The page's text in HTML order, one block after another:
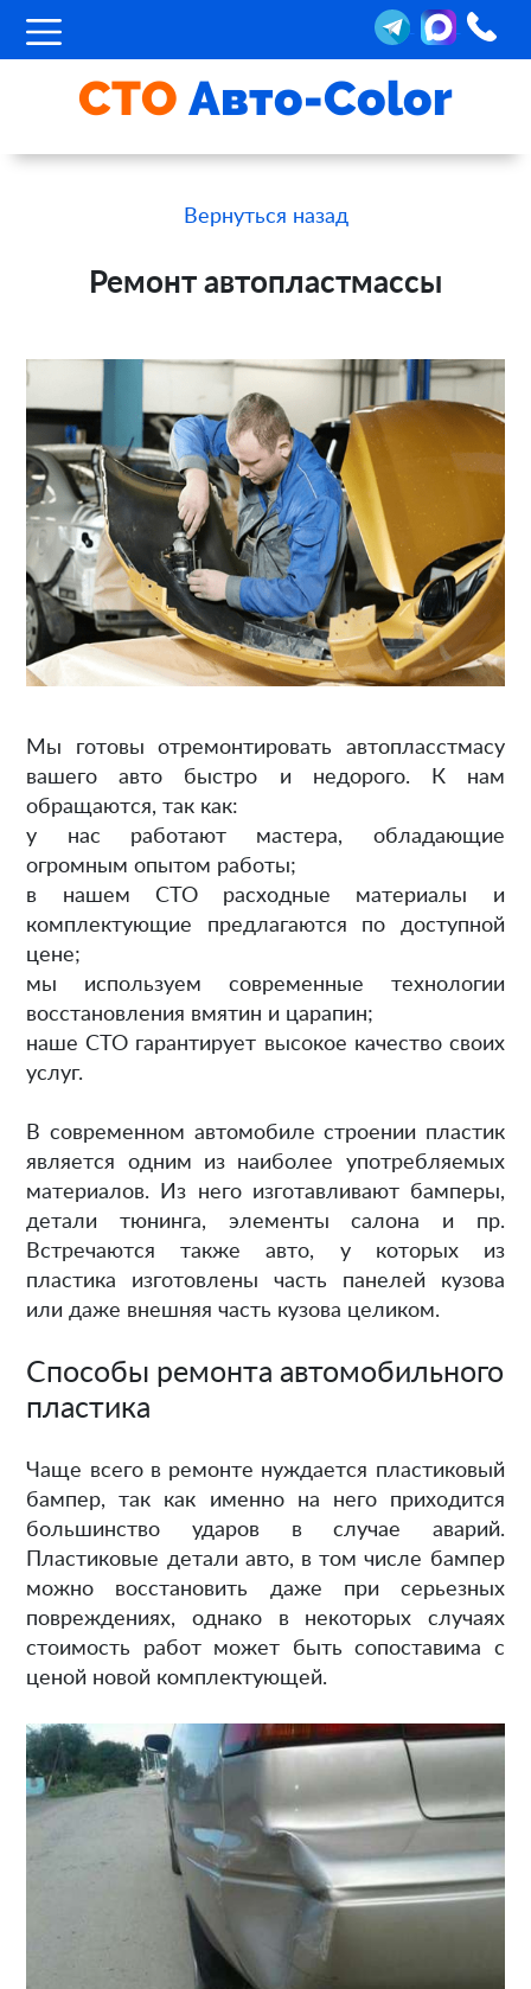
СТО Авто-Color
Ремонт автопластмассы
Вернуться назад
Мы готовы отремонтировать автопласстмасу
вашего авто быстро и недорого. К нам
обращаются, так как:
у нас работают мастера, обладающие
огромным опытом работы;
в нашем СТО расходные материалы и
комплектующие предлагаются по доступной
цене;
мы используем современные технологии
восстановления вмятин и царапин;
наше СТО гарантирует высокое качество своих
услуг.
В современном автомобиле строении пластик
является одним из наиболее употребляемых
материалов. Из него изготавливают бамперы,
детали тюнинга, элементы салона и пр.
Встречаются также авто, у которых из
пластика изготовлены часть панелей кузова
или даже внешняя часть кузова целиком.
Способы ремонта автомобильного
пластика
Чаще всего в ремонте нуждается пластиковый
бампер, так как именно на него приходится
большинство ударов в случае аварий.
Пластиковые детали авто, в том числе бампер
можно восстановить даже при серьезных
повреждениях, однако в некоторых случаях
стоимость работ может быть сопоставима с
ценой новой комплектующей.